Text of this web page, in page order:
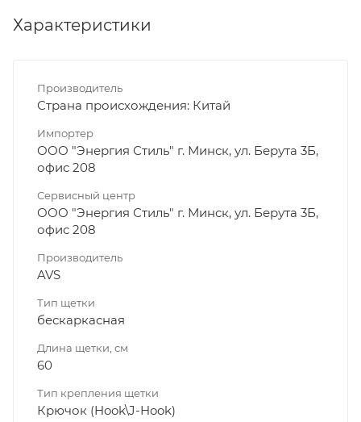
Характеристики
Производитель
Страна происхождения: Китай
Импортер
ООО "Энергия Стиль" г. Минск, ул. Берута 3Б,
офис 208
Сервисный центр
ООО "Энергия Стиль" г. Минск, ул. Берута 3Б,
офис 208
Производитель
AVS
Тип щетки
бескаркасная
Длина щетки, см
60
Тип крепления щетки
Крючок (Hook\J-Hook)